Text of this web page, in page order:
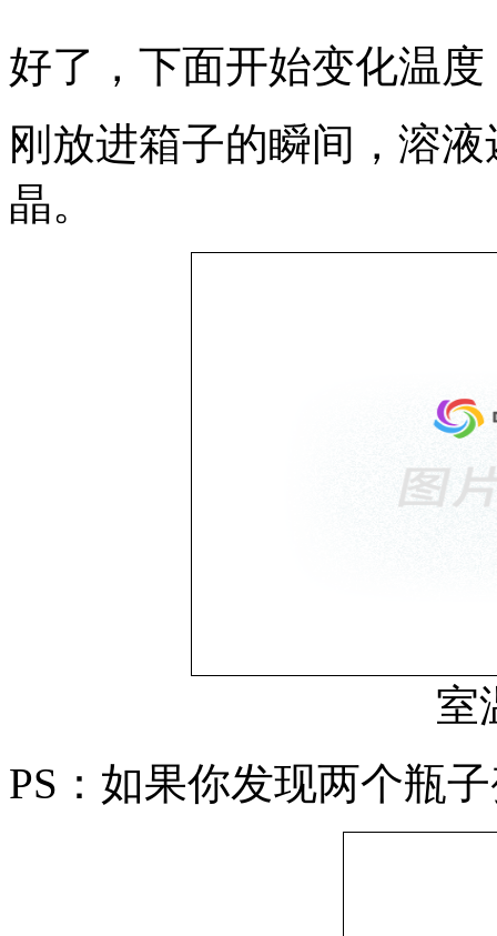
好了，下面开始变化温度
刚放进箱子的瞬间，溶
晶。
室
PS：如果你发现两个瓶